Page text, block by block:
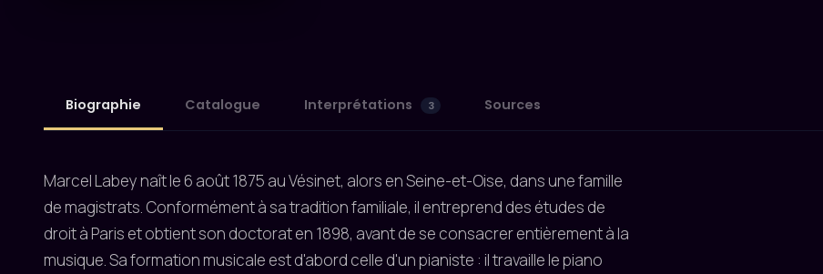
Biographie Catalogue Interprétations 3 Sources
Marcel Labey naît le 6 août 1875 au Vésinet, alors en Seine-et-Oise, dans une famille
de magistrats. Conformément à sa tradition familiale, il entreprend des études de
droit à Paris et obtient son doctorat en 1898, avant de se consacrer entièrement à la
musique. Sa formation musicale est d'abord celle d'un pianiste : il travaille le piano